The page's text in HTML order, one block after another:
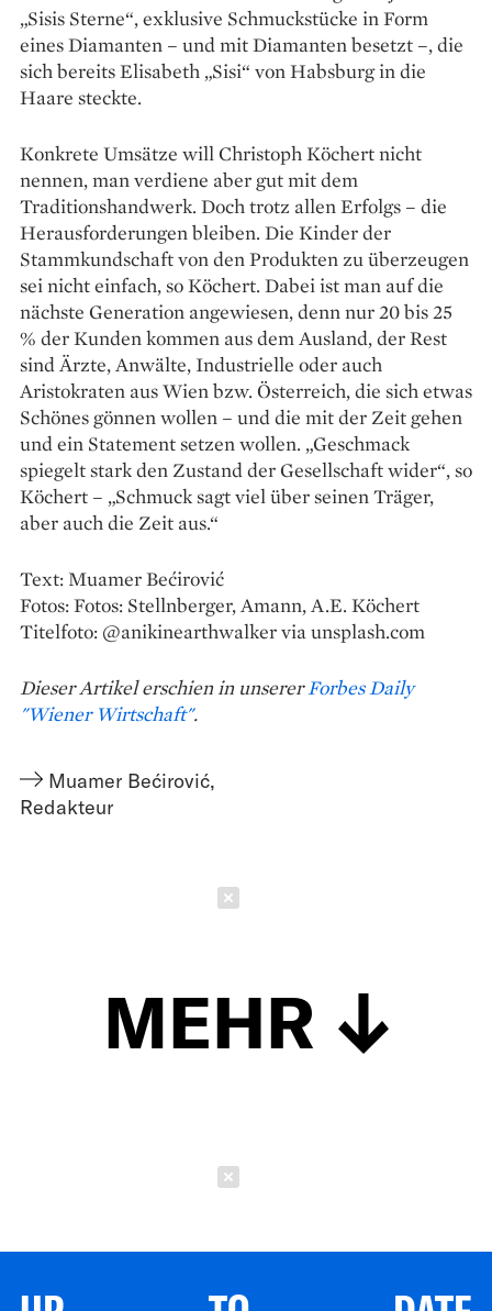
„Sisis Sterne“, exklusive Schmuckstücke in Form
eines Diamanten – und mit Diamanten besetzt –, die
sich bereits Elisabeth „Sisi“ von Habsburg in die
Haare steckte.
Konkrete Umsätze will Christoph Köchert nicht
nennen, man verdiene aber gut mit dem
Traditionshandwerk. Doch trotz allen Erfolgs – die
Herausforderungen bleiben. Die Kinder der
Stammkundschaft von den Produkten zu überzeugen
sei nicht einfach, so Köchert. Dabei ist man auf die
nächste Generation angewiesen, denn nur 20 bis 25
% der Kunden kommen aus dem Ausland, der Rest
sind Ärzte, Anwälte, Industrielle oder auch
Aristokraten aus Wien bzw. Österreich, die sich etwas
Schönes gönnen wollen – und die mit der Zeit gehen
und ein Statement setzen wollen. „Geschmack
spiegelt stark den Zustand der Gesellschaft wider“, so
Köchert – „Schmuck sagt viel über ­seinen Träger,
aber auch die Zeit aus.“
Text: Muamer Bećirović
Fotos: Fotos: Stellnberger, Amann, A.E. Köchert
Titelfoto: @anikinearthwalker via unsplash.com
Dieser Artikel erschien in unsererForbes Daily
"Wiener Wirtschaft".
Muamer Bećirović,
Redakteur
MEHR